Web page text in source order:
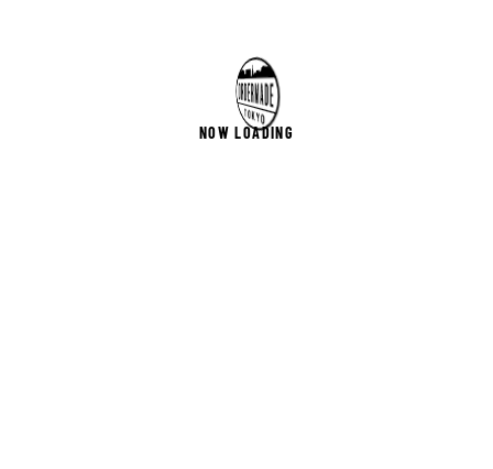
NOW LOADING